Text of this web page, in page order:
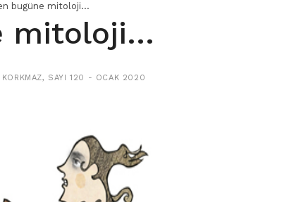
bugüne mitoloji…
mitoloji…
, SAYI 120 - OCAK 2020